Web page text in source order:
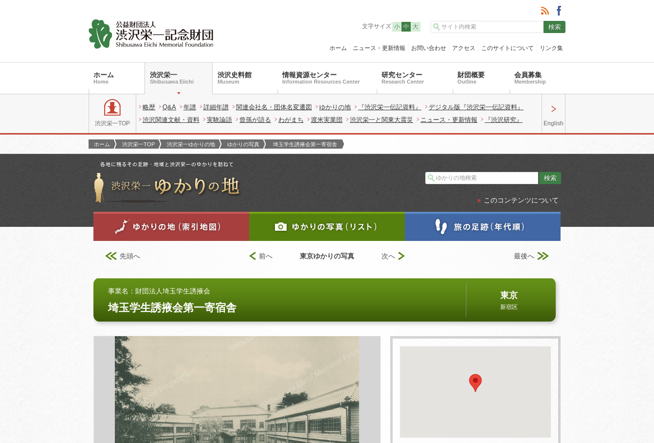
文字サイズ 小 中 大
ホーム ニュース・更新情報 お問い合わせ アクセス このサイトについて リンク集
ホーム
Home
渋沢栄一
Shibusawa Eiichi
渋沢史料館
Museum
情報資源センター
Information Resources Center
研究センター
Research Center
財団概要
Outline
会員募集
Membership
渋沢栄一TOP
略歴 Q&A 年譜 詳細年譜 関連会社名・団体名変遷図 ゆかりの地 『渋沢栄一伝記資料』
デジタル版『渋沢栄一伝記資料』
渋沢関連文献・資料
実験論語 曾孫が語る わがまち 渡米実業団 渋沢栄一と関東大震災 ニュース・更新情報 『渋沢研究』 English
ホーム 渋沢栄一TOP 渋沢栄一ゆかりの地 ゆかりの写真 埼玉学生誘掖会第一寄宿舎
このコンテンツについて
先頭へ 最後へ
前へ 東京ゆかりの写真 次へ
事業名：財団法人埼玉学生誘掖会
埼玉学生誘掖会第一寄宿舎
東京
新宿区